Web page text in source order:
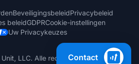
BeveiligingsbeleidPrivacybeleid
beleidGDPRCookie-instellingen
Uw Privacykeuzes
LLC. Alle rechten voorbehouden.
Contact